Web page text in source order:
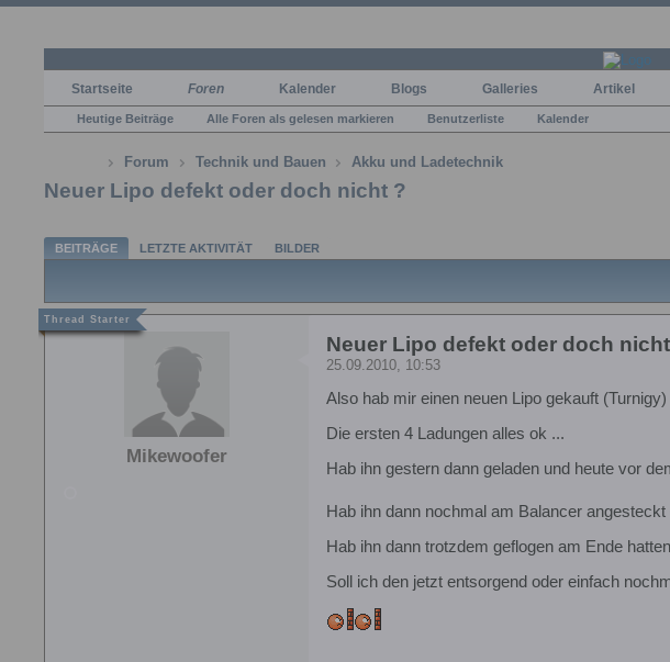
Startseite Foren Kalender Blogs Galleries Artikel
Heutige Beiträge Alle Foren als gelesen markieren Benutzerliste Kalender
Forum Technik und Bauen Akku und Ladetechnik
Neuer Lipo defekt oder doch nicht ?
BEITRÄGE LETZTE AKTIVITÄT BILDER
Mikewoofer
Neuer Lipo defekt oder doch
25.09.2010, 10:53
Also hab mir einen neuen Lipo gekauft (Turnigy)
Die ersten 4 Ladungen alles ok ...
Hab ihn gestern dann geladen und heute vor
Hab ihn dann nochmal am Balancer
Hab ihn dann trotzdem geflogen am Ende
Soll ich den jetzt entsorgend oder einfach